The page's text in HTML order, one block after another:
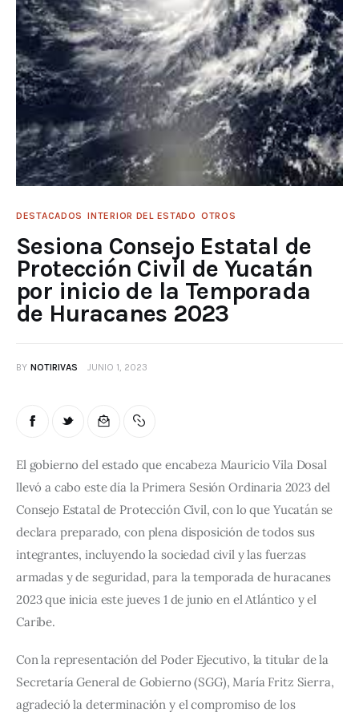
DESTACADOS INTERIOR DEL ESTADO OTROS
Sesiona Consejo Estatal de
Protección Civil de Yucatán
por inicio de la Temporada
de Huracanes 2023
BY NOTIRIVAS JUNIO 1, 2023
El gobierno del estado que encabeza Mauricio Vila Dosal
llevó a cabo este día la Primera Sesión Ordinaria 2023 del
Consejo Estatal de Protección Civil, con lo que Yucatán se
declara preparado, con plena disposición de todos sus
integrantes, incluyendo la sociedad civil y las fuerzas
armadas y de seguridad, para la temporada de huracanes
2023 que inicia este jueves 1 de junio en el Atlántico y el
Caribe.
Con la representación del Poder Ejecutivo, la titular de la
Secretaría General de Gobierno (SGG), María Fritz Sierra,
agradeció la determinación y el compromiso de los